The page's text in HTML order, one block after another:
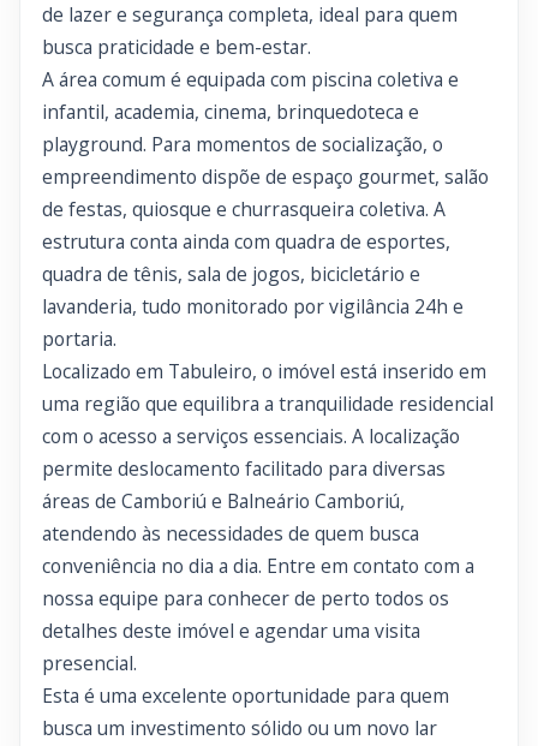
de lazer e segurança completa, ideal para quem
busca praticidade e bem-estar.
A área comum é equipada com piscina coletiva e
infantil, academia, cinema, brinquedoteca e
playground. Para momentos de socialização, o
empreendimento dispõe de espaço gourmet, salão
de festas, quiosque e churrasqueira coletiva. A
estrutura conta ainda com quadra de esportes,
quadra de tênis, sala de jogos, bicicletário e
lavanderia, tudo monitorado por vigilância 24h e
portaria.
Localizado em Tabuleiro, o imóvel está inserido em
uma região que equilibra a tranquilidade residencial
com o acesso a serviços essenciais. A localização
permite deslocamento facilitado para diversas
áreas de Camboriú e Balneário Camboriú,
atendendo às necessidades de quem busca
conveniência no dia a dia. Entre em contato com a
nossa equipe para conhecer de perto todos os
detalhes deste imóvel e agendar uma visita
presencial.
Esta é uma excelente oportunidade para quem
busca um investimento sólido ou um novo lar